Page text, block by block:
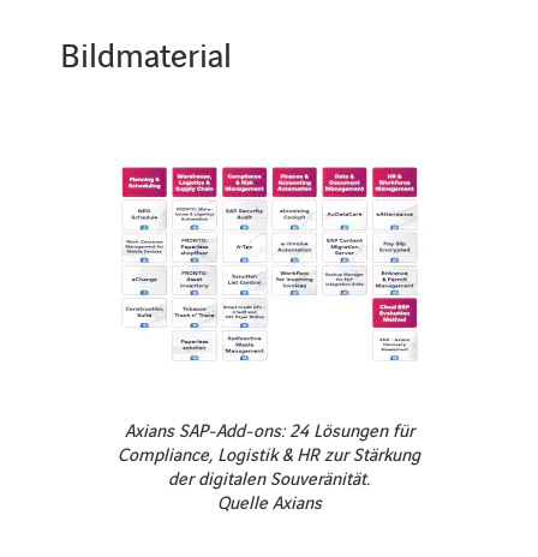
LINKEDIN
XINGFACEBOOKINSTAGRAM
Bildmaterial
Axians SAP-Add-ons: 24 Lösungen für
Compliance, Logistik & HR zur Stärkung
der digitalen Souveränität.
Quelle Axians